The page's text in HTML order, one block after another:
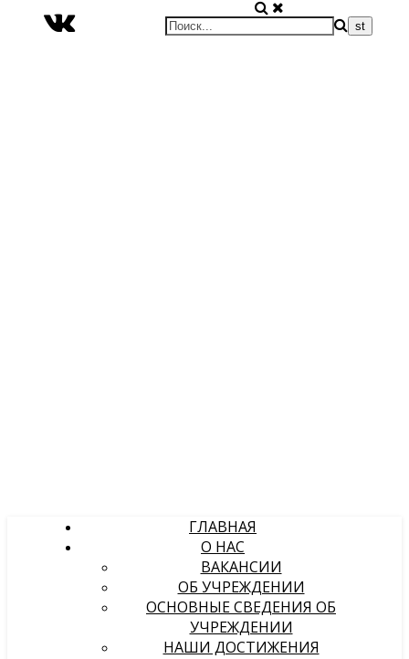
ГЛАВНАЯ
О НАС
ВАКАНСИИ
ОБ УЧРЕЖДЕНИИ
ОСНОВНЫЕ СВЕДЕНИЯ ОБ
УЧРЕЖДЕНИИ
НАШИ ДОСТИЖЕНИЯ